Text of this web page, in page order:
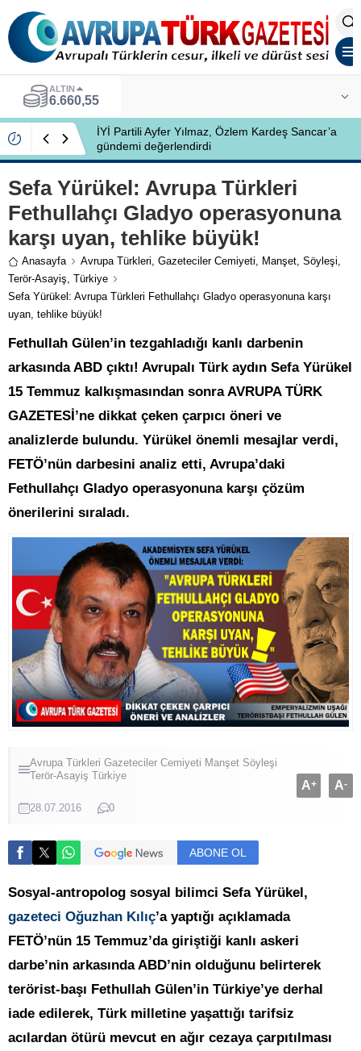
ALTIN
6.660,55
İYİ Partili Ayfer Yılmaz, Özlem Kardeş Sancar’a
gündemi değerlendirdi
Sefa Yürükel: Avrupa Türkleri
Fethullahçı Gladyo operasyonuna
karşı uyan, tehlike büyük!
Anasayfa Avrupa Türkleri, Gazeteciler Cemiyeti, Manşet, Söyleşi,
Terör-Asayiş, Türkiye
Sefa Yürükel: Avrupa Türkleri Fethullahçı Gladyo operasyonuna karşı
uyan, tehlike büyük!
Fethullah Gülen’in tezgahladığı kanlı darbenin
arkasında ABD çıktı! Avrupalı Türk aydın Sefa Yürükel
15 Temmuz kalkışmasından sonra AVRUPA TÜRK
GAZETESİ’ne dikkat çeken çarpıcı öneri ve
analizlerde bulundu. Yürükel önemli mesajlar verdi,
FETÖ’nün darbesini analiz etti, Avrupa’daki
Fethullahçı Gladyo operasyonuna karşı çözüm
önerilerini sıraladı.
Avrupa Türkleri Gazeteciler Cemiyeti Manşet Söyleşi
Terör-Asayiş Türkiye
28.07.2016 0
A+ A-
ABONE OL
Sosyal-antropolog sosyal bilimci Sefa Yürükel,
gazeteci Oğuzhan Kılıç’a yaptığı açıklamada
FETÖ’nün 15 Temmuz’da giriştiği kanlı askeri
darbe’nin arkasında ABD’nin olduğunu belirterek
terörist-başı Fethullah Gülen’in Türkiye’ye derhal
iade edilerek, Türk milletine yaşattığı tarifsiz
acılardan ötürü mevcut en ağır cezaya çarpıtılması